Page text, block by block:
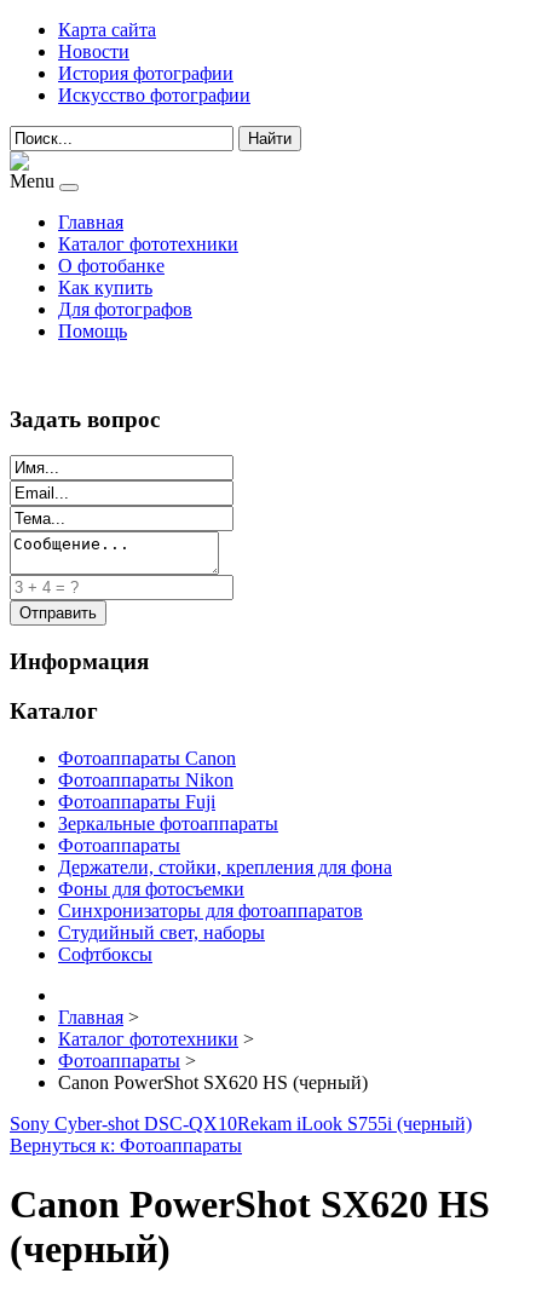
Карта сайта
Новости
История фотографии
Искусство фотографии
Найти
Menu
Главная
Каталог фототехники
О фотобанке
Как купить
Для фотографов
Помощь
Задать вопрос
Информация
Каталог
Фотоаппараты Canon
Фотоаппараты Nikon
Фотоаппараты Fuji
Зеркальные фотоаппараты
Фотоаппараты
Держатели, стойки, крепления для фона
Фоны для фотосъемки
Синхронизаторы для фотоаппаратов
Студийный свет, наборы
Софтбоксы
Главная >
Каталог фототехники >
Фотоаппараты >
Canon PowerShot SX620 HS (черный)
Sony Cyber-shot DSC-QX10Rekam iLook S755i (черный)
Вернуться к: Фотоаппараты
Canon PowerShot SX620 HS
(черный)